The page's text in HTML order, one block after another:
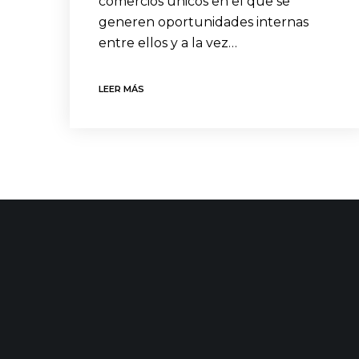
generen oportunidades internas
entre ellos y a la vez…
LEER MÁS